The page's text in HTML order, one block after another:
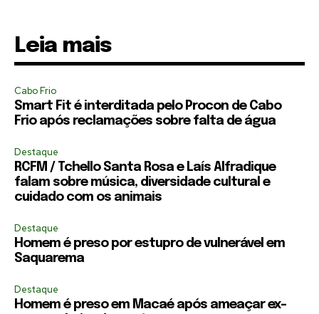
Leia mais
Cabo Frio
Smart Fit é interditada pelo Procon de Cabo
Frio após reclamações sobre falta de água
Destaque
RCFM / Tchello Santa Rosa e Laís Alfradique
falam sobre música, diversidade cultural e
cuidado com os animais
Destaque
Homem é preso por estupro de vulnerável em
Saquarema
Destaque
Homem é preso em Macaé após ameaçar ex-